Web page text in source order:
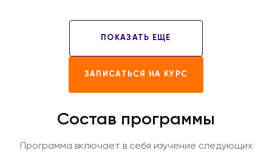
ПОКАЗАТЬ ЕЩЕ
ЗАПИСАТЬСЯ НА КУРС
Состав программы
Программа включает в себя изучение следующих